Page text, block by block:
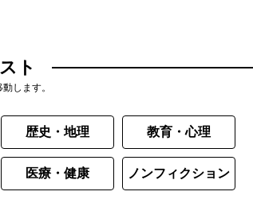
ト
します。
歴史・地理 教育・心理
医療・健康 ノンフィクション